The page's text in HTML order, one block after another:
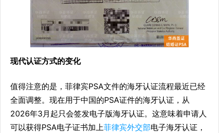
现代认证方式的变化
值得注意的是，菲律宾PSA文件的海牙认证流程最近已经
全面调整。现在用于中国的PSA证件的海牙认证，从
2026年3月起只会签发电子版海牙认证。这意味着申请人
可以获得PSA电子证书加上菲律宾外交部电子海牙认证，